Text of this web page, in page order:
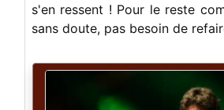
s'en ressent ! Pour le reste
sans doute, pas besoin de